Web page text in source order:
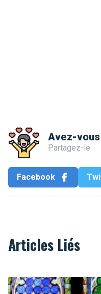
Avez-
Partagez-le
Facebook
Articles Liés
Top 10 des églises de